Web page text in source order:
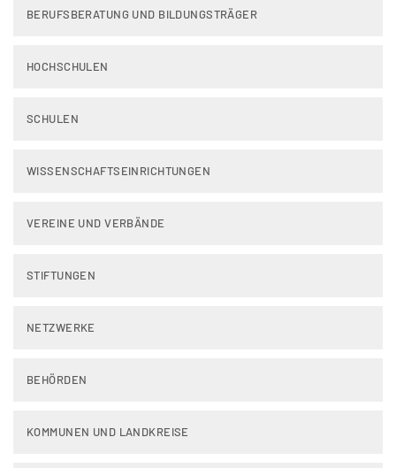
BERUFSBERATUNG UND BILDUNGSTRÄGER
HOCHSCHULEN
SCHULEN
WISSENSCHAFTSEINRICHTUNGEN
VEREINE UND VERBÄNDE
STIFTUNGEN
NETZWERKE
BEHÖRDEN
KOMMUNEN UND LANDKREISE